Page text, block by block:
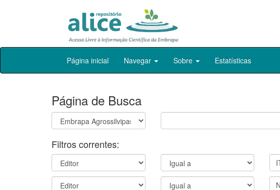
Skip
Página inicial Navegar Sobre Estatísticas
Página de Busca
Filtros correntes: